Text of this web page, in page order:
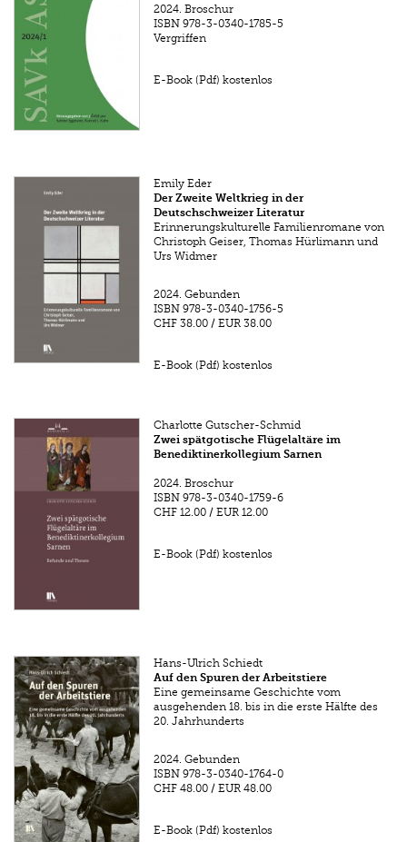
2024. Broschur
ISBN 978-3-0340-1785-5
Vergriffen
E-Book (Pdf) kostenlos
Emily Eder
Der Zweite Weltkrieg in der
Deutschschweizer Literatur
Erinnerungskulturelle Familienromane von
Christoph Geiser, Thomas Hürlimann und
Urs Widmer
2024. Gebunden
ISBN 978-3-0340-1756-5
CHF 38.00 /EUR 38.00
E-Book (Pdf) kostenlos
Charlotte Gutscher-Schmid
Zwei spätgotische Flügelaltäre im
Benediktinerkollegium Sarnen
2024. Broschur
ISBN 978-3-0340-1759-6
CHF 12.00 /EUR 12.00
E-Book (Pdf) kostenlos
Hans-Ulrich Schiedt
Auf den Spuren der Arbeitstiere
Eine gemeinsame Geschichte vom
ausgehenden 18. bis in die erste Hälfte des
20. Jahrhunderts
2024. Gebunden
ISBN 978-3-0340-1764-0
CHF 48.00 /EUR 48.00
E-Book (Pdf) kostenlos